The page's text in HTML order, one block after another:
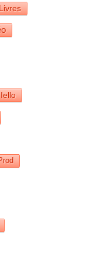
Iello